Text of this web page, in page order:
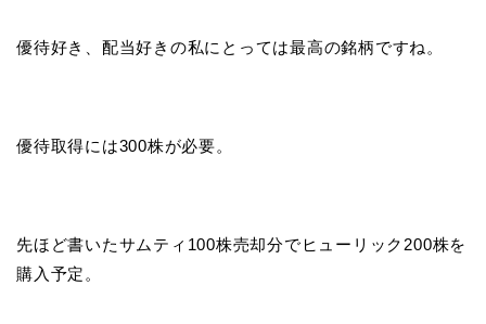
優待好き、配当好きの私にとっては最高の銘柄ですね。
優待取得には300株が必要。
先ほど書いたサムティ100株売却分でヒューリック200株を
購入予定。